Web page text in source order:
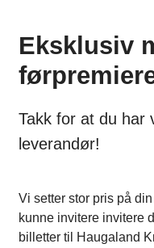
Eksklusiv
Takk for at du har
leverandør!
Vi setter stor pris på
kunne invitere invitere
billetter til Haugaland